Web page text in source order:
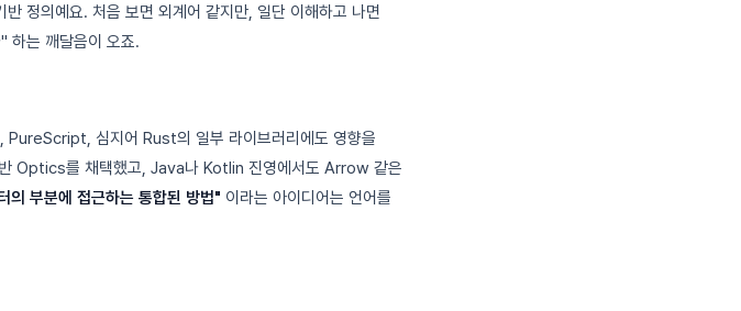
정의예요. 처음 보면 외계어 같지만, 일단 이해하고 나면
하는 깨달음이 오죠.
심지어 Rust의 일부 라이브러리에도 영향을
Optics를 채택했고, Java나 Kotlin 진영에서도 Arrow 같은
의 부분에 접근하는 통합된 방법" 이라는 아이디어는 언어를